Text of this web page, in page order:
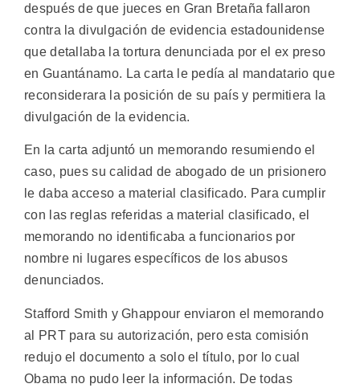
después de que jueces en Gran Bretaña fallaron
contra la divulgación de evidencia estadounidense
que detallaba la tortura denunciada por el ex preso
en Guantánamo. La carta le pedía al mandatario que
reconsiderara la posición de su país y permitiera la
divulgación de la evidencia.
En la carta adjuntó un memorando resumiendo el
caso, pues su calidad de abogado de un prisionero
le daba acceso a material clasificado. Para cumplir
con las reglas referidas a material clasificado, el
memorando no identificaba a funcionarios por
nombre ni lugares específicos de los abusos
denunciados.
Stafford Smith y Ghappour enviaron el memorando
al PRT para su autorización, pero esta comisión
redujo el documento a solo el título, por lo cual
Obama no pudo leer la información. De todas